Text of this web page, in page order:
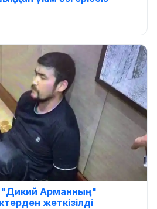
"Дикий Арманның"
жеткізілді